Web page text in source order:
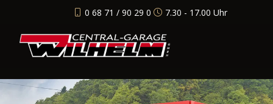
0 68 71 / 90 29 0 7.30 - 17.00 Uhr